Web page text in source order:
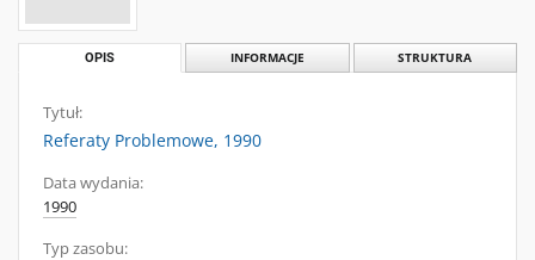
OPIS INFORMACJE STRUKTURA
Tytuł:
Referaty Problemowe, 1990
Data wydania:
1990
Typ zasobu: